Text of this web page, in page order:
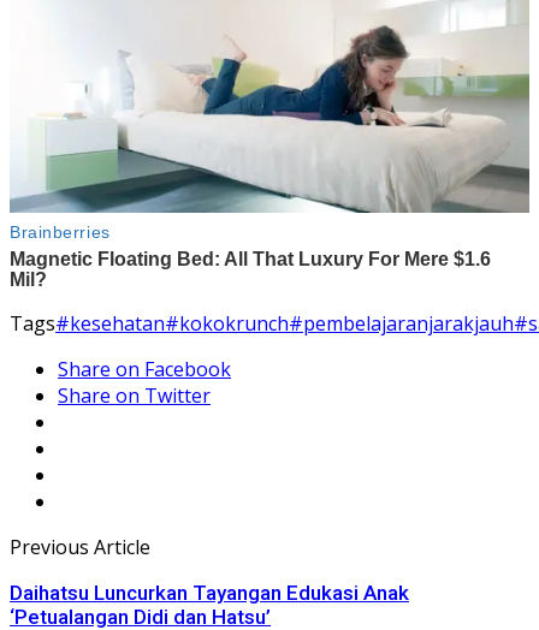
Tags#kesehatan#kokokrunch#pembelajaranjarakjauh
Share on Facebook
Share on Twitter
Previous Article
Daihatsu Luncurkan Tayangan Edukasi Anak
‘Petualangan Didi dan Hatsu’